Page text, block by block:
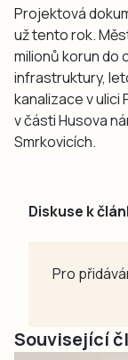
Projektová
už tento rok.
milionů korun do
infrastruktury,
kanalizace v ulici
v části Husova
Smrkovicích.
Diskuse k
Pro
Související